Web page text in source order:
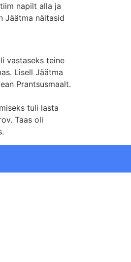
napilt alla ja
Jäätma näitasid
vastaseks teine
Lisell Jäätma
Prantsusmaalt.
tuli lasta
Taas oli